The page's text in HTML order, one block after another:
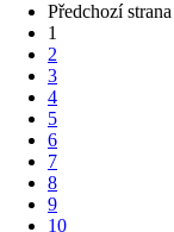
Předchozí strana
1
2
3
4
5
6
7
8
9
10